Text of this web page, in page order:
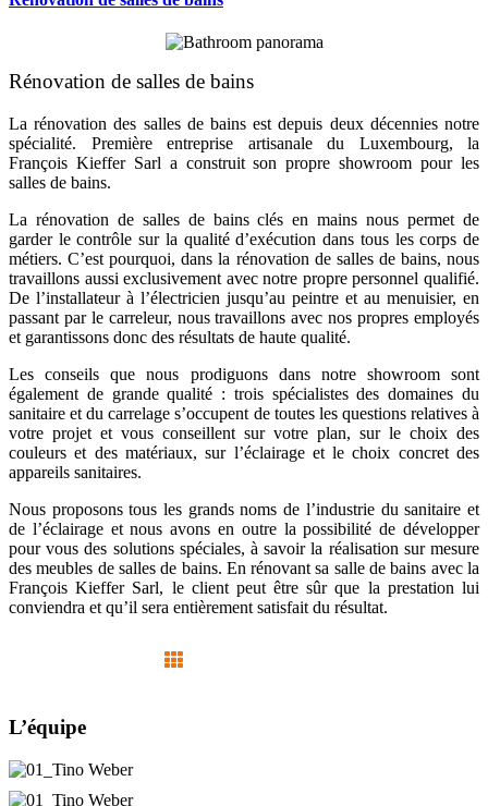
Rénovation de salles de bains
La rénovation des salles de bains est depuis deux décennies notre
spécialité. Première entreprise artisanale du Luxembourg, la
François Kieffer Sarl a construit son propre showroom pour les
salles de bains.
La rénovation de salles de bains clés en mains nous permet de
garder le contrôle sur la qualité d’exécution dans tous les corps de
métiers. C’est pourquoi, dans la rénovation de salles de bains, nous
travaillons aussi exclusivement avec notre propre personnel qualifié.
De l’installateur à l’électricien jusqu’au peintre et au menuisier, en
passant par le carreleur, nous travaillons avec nos propres employés
et garantissons donc des résultats de haute qualité.
Les conseils que nous prodiguons dans notre showroom sont
également de grande qualité : trois spécialistes des domaines du
sanitaire et du carrelage s’occupent de toutes les questions relatives à
votre projet et vous conseillent sur votre plan, sur le choix des
couleurs et des matériaux, sur l’éclairage et le choix concret des
appareils sanitaires.
Nous proposons tous les grands noms de l’industrie du sanitaire et
de l’éclairage et nous avons en outre la possibilité de développer
pour vous des solutions spéciales, à savoir la réalisation sur mesure
des meubles de salles de bains. En rénovant sa salle de bains avec la
François Kieffer Sarl, le client peut être sûr que la prestation lui
conviendra et qu’il sera entièrement satisfait du résultat.
L’équipe